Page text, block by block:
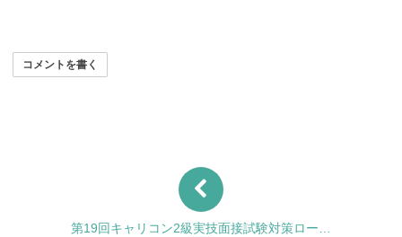
コメントを書く
第19回キャリコン2級実技面接試験対策ロー…